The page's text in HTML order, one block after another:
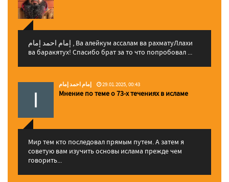
إمام احمد إمام , Ва алейкум ассалам ва рахматуЛлахи
ва баракятух! Спасибо брат за то что попробовал ...
إمام احمد إمام 29.01.2025, 00:43
Мнение по теме о 73-х течениях в исламе
Мир тем кто последовал прямым путем. А затем я
советую вам изучить основы ислама прежде чем
говорить...